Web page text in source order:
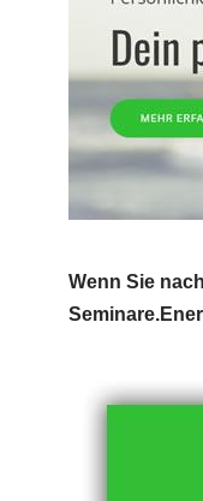
Wenn Sie